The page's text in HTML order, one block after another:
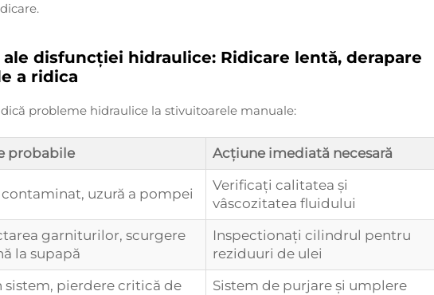
disfuncției hidraulice: Ridicare lentă, derapare
a ridica
probleme hidraulice la stivuitoarele manuale:
probabile Acțiune imediată necesară
uzură a pompei
Verificați calitatea și
vâscozitatea fluidului
garniturilor, scurgere
la supapă
Inspectionați cilindrul pentru
reziduuri de ulei
sistem, pierdere critică de
Sistem de purjare și umplere